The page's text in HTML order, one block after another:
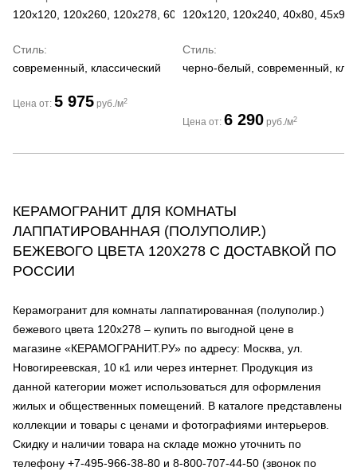
120x120, 120x260, 120x278, 60x120, 60x60
Стиль
современный, классический
Цена от: 5 975 руб./м2
120x120, 120x240, 40x80,
Стиль
черно-белый, современный,
Цена от: 6 290 руб./м2
КЕРАМОГРАНИТ ДЛЯ КОМНАТЫ
ЛАППАТИРОВАННАЯ (ПОЛУПОЛИР.)
БЕЖЕВОГО ЦВЕТА 120Х278 С ДОСТАВКОЙ ПО
РОССИИ
Керамогранит для комнаты лаппатированная (полуполир.)
бежевого цвета 120х278 – купить по выгодной цене в
магазине «КЕРАМОГРАНИТ.РУ» по адресу: Москва, ул.
Новогиреевская, 10 к1 или через интернет. Продукция из
данной категории может использоваться для оформления
жилых и общественных помещений. В каталоге представлены
коллекции и товары с ценами и фотографиями интерьеров.
Скидку и наличии товара на складе можно уточнить по
телефону +7-495-966-38-80 и 8-800-707-44-50 (звонок по